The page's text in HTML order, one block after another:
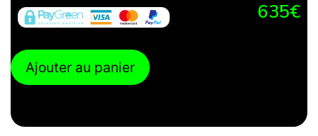
635€
Ajouter au panier